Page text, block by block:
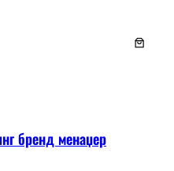
бренд менаџер